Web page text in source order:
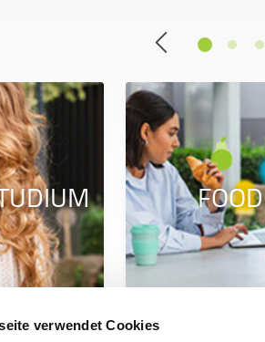
verwendet Cookies